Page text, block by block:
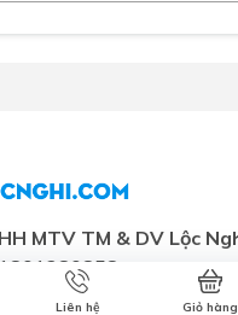
Liên hệ Giỏ hàng
MTV TM & DV Lộc
1801280858
57-59 đường 3/2, Tân